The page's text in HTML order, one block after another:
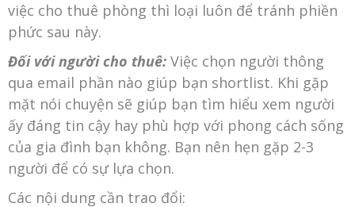
việc cho thuê phòng thì loại luôn để tránh phiền
phức sau này.
Đối với người cho thuê: Việc chọn người thông
qua email phần nào giúp bạn shortlist. Khi gặp
mặt nói chuyện sẽ giúp bạn tìm hiểu xem người
ấy đáng tin cậy hay phù hợp với phong cách sống
của gia đình bạn không. Bạn nên hẹn gặp 2-3
người để có sự lựa chọn.
Các nội dung cần trao đổi: